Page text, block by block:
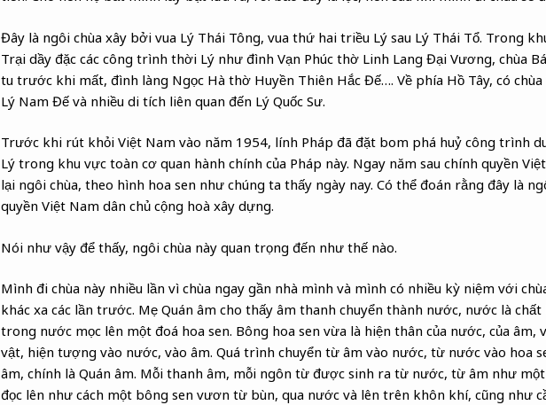
Đây là ngôi chùa xây bởi vua Lý Thái Tông, vua thứ hai triều Lý sau Lý Thái Tổ. Trong
Trại dầy đặc các công trình thời Lý như đình Vạn Phúc thờ Linh Lang Đại Vương, chùa
tu trước khi mất, đình làng Ngọc Hà thờ Huyền Thiên Hắc Đế…. Về phía Hồ Tây, có
Lý Nam Đế và nhiều di tích liên quan đến Lý Quốc Sư.
Trước khi rút khỏi Việt Nam vào năm 1954, lính Pháp đã đặt bom phá huỷ công trình
Lý trong khu vực toàn cơ quan hành chính của Pháp này. Ngay năm sau chính quyền
lại ngôi chùa, theo hình hoa sen như chúng ta thấy ngày nay. Có thể đoán rằng đây là
quyền Việt Nam dân chủ cộng hoà xây dựng.
Nói như vậy để thấy, ngôi chùa này quan trọng đến như thế nào.
Mình đi chùa này nhiều lần vì chùa ngay gần nhà mình và mình có nhiều kỳ niệm với
khác xa các lần trước. Mẹ Quán âm cho thấy âm thanh chuyển thành nước, nước là
trong nước mọc lên một đoá hoa sen. Bông hoa sen vừa là hiện thân của nước, của âm,
vật, hiện tượng vào nước, vào âm. Quá trình chuyển từ âm vào nước, từ nước vào hoa
âm, chính là Quán âm. Mỗi thanh âm, mỗi ngôn từ được sinh ra từ nước, từ âm như
đọc lên như cách một bông sen vươn từ bùn, qua nước và lên trên khôn khí, cũng như